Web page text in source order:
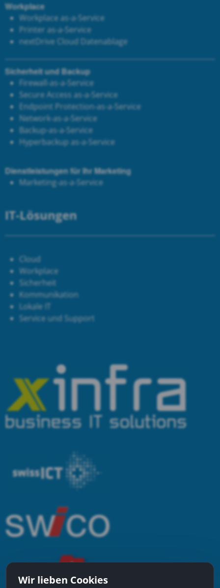
Workplace
Workplace as-a-Service
Printer as-a-Service
nextDrive Cloud Datenablage
Sicherheit und Backup
Firewall-as-a-Service
Secure Access as-a-Service
Endpoint Protection-as-a-Service
Network-as-a-Service
Backup-as-a-Service
Hyperbackup as-a-Service
Dienstleistungen für Ihr Marketing
Marketing-as-a-Service
IT-Lösungen
Cloud
Workplace
Sicherheit
Kommunikation
Lokale IT
Service und Support
Wir lieben Cookies